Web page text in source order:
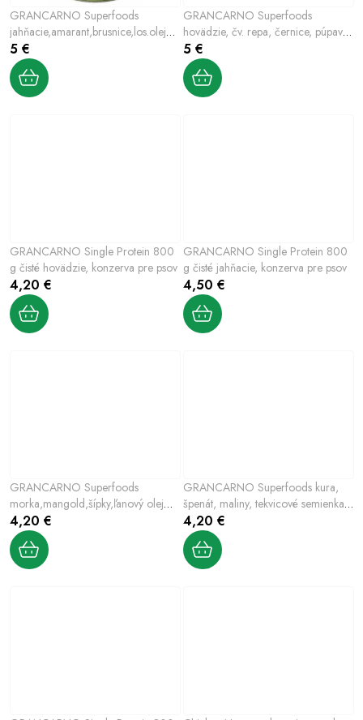
GRANCARNO Superfoods
jahňacie,amarant,brusnice,los.olej
800 g pre psov
5 €
GRANCARNO Superfoods
hovädzie, čv. repa, černice, púpava
800 g pre psov
5 €
GRANCARNO Single Protein 800
g čisté hovädzie, konzerva pre psov
4,20 €
GRANCARNO Single Protein 800
g čisté jahňacie, konzerva pre psov
4,50 €
GRANCARNO Superfoods
morka,mangold,šípky,ľanový olej
800 g pre psov
4,20 €
GRANCARNO Superfoods kura,
špenát, maliny, tekvicové semienka
800 g pre psov
4,20 €